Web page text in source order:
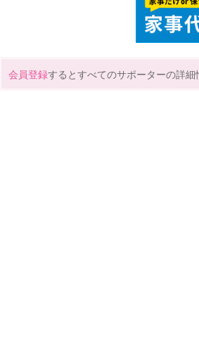
会員登録するとすべてのサポーターの詳